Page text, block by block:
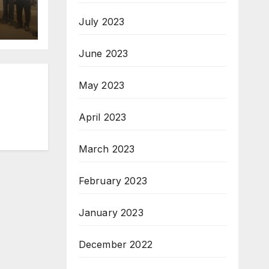
July 2023
June 2023
May 2023
April 2023
March 2023
February 2023
January 2023
December 2022